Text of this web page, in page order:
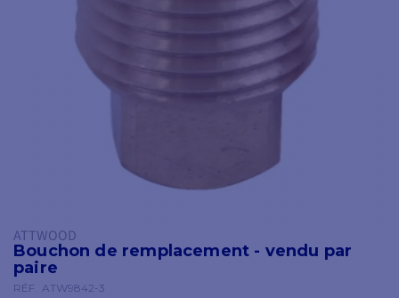
ATTWOOD
Bouchon de remplacement - vendu par
paire
RÉF. ATW9842-3